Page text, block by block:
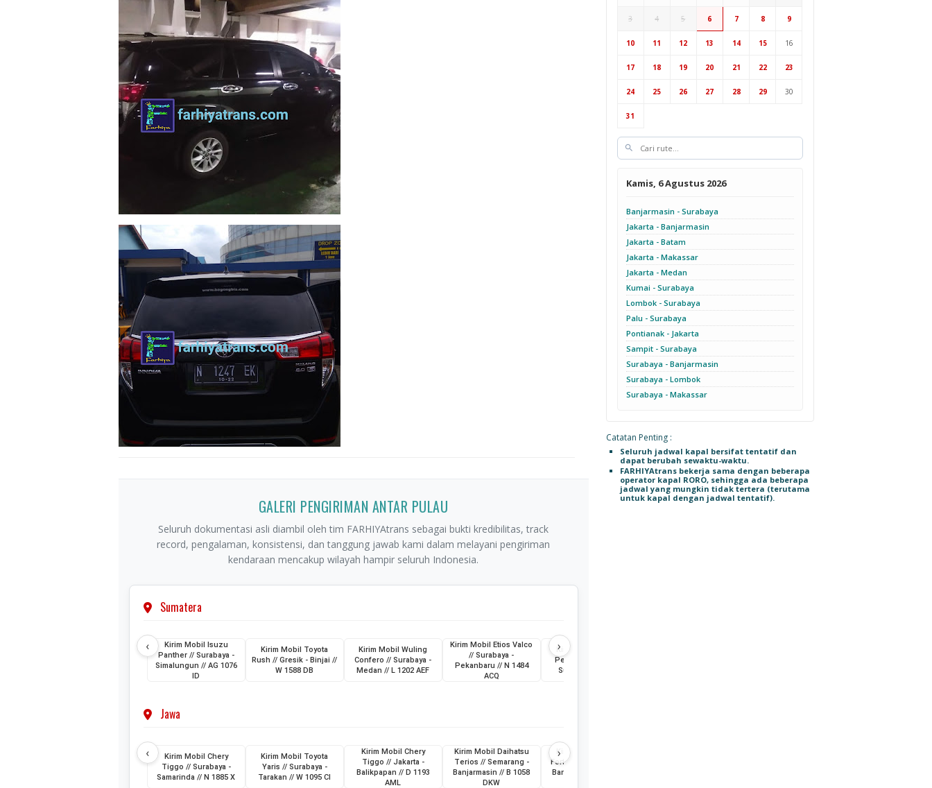
GALERI PENGIRIMAN ANTAR PULAU
Seluruh dokumentasi asli diambil oleh tim FARHIYAtrans sebagai bukti kredibilitas, track
record, pengalaman, konsistensi, dan tanggung jawab kami dalam melayani pengiriman
kendaraan mencakup wilayah hampir seluruh Indonesia.
Sumatera
‹
Kirim Mobil Isuzu
Panther // Surabaya -
Simalungun // AG 1076
ID
Kirim Mobil Toyota
Rush // Gresik - Binjai //
W 1588 DB
Kirim Mobil Wuling
Confero // Surabaya -
Medan // L 1202 AEF
Kirim Mobil Etios Valco
// Surabaya -
Pekanbaru // N 1484
ACQ
Kirim Truk Skylift //
Pemkot Pagar Alam
Sumatera Selatan
›
Jawa
‹
Kirim Mobil Chery
Tiggo // Surabaya -
Samarinda // N 1885 X
Kirim Mobil Toyota
Yaris // Surabaya -
Tarakan // W 1095 CI
Kirim Mobil Chery
Tiggo // Jakarta -
Balikpapan // D 1193
AML
Kirim Mobil Daihatsu
Terios // Semarang -
Banjarmasin // B 1058
DKW
Kirim Mobil Toyota
Fortuner // Surabaya -
Banjarmasin // L 1965
›
Hub Surabaya
Cab Yogyakarta
3 4 5 6 7 8 9
10 11 12 13 14 15 16
17 18 19 20 21 22 23
24 25 26 27 28 29 30
31
Kamis, 6 Agustus 2026
Banjarmasin - Surabaya
Jakarta - Banjarmasin
Jakarta - Batam
Jakarta - Makassar
Jakarta - Medan
Kumai - Surabaya
Lombok - Surabaya
Palu - Surabaya
Pontianak - Jakarta
Sampit - Surabaya
Surabaya - Banjarmasin
Surabaya - Lombok
Surabaya - Makassar
Catatan Penting :
Seluruh jadwal kapal bersifat tentatif dan
dapat berubah sewaktu-waktu.
FARHIYAtrans bekerja sama dengan beberapa
operator kapal RORO, sehingga ada beberapa
jadwal yang mungkin tidak tertera (terutama
untuk kapal dengan jadwal tentatif).